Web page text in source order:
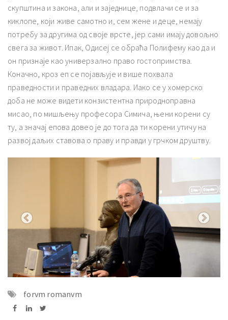
скупштина и закона, али и заједнице, подвлачи се и за
киклопе, који живе самотно и, сем жене и деце, немају
потребу за другима од своје врсте, јер сами имају довољно
свега за живот. Ипак, Одисеј се обраћа Полифему као да и
он признаје као универзално право гостопримства.
Коначно, кроз еп се појављује и више похвала
праведности и праведних владара. Иако се у хомерско
доба не може видети конзистентна природноправна
мисао, по мишљењу професора Симича, њени корени су
ту, а значај епова довео је до тога да ти корени утичу на
развој даљих ставова о праву и правди у грчком друштву.
forvm romanvm